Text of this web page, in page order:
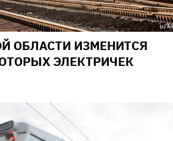
ОБЛАСТИ ИЗМЕНИТСЯ
ЭЛЕКТРИЧЕК